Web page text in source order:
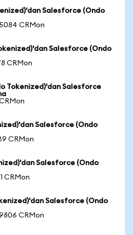
Salesforce (Ondo
CRMon
Salesforce (Ondo
CRMon
Tokenized)'dan Salesforce
Salesforce (Ondo
CRMon
Salesforce (Ondo
CRMon
Salesforce (Ondo
CRMon